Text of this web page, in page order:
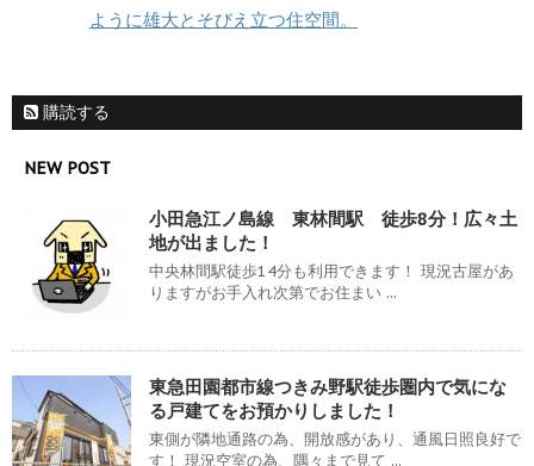
ように雄大とそびえ立つ住空間。
購読する
NEW POST
小田急江ノ島線 東林間駅 徒歩8分！広々土
地が出ました！
中央林間駅徒歩14分も利用できます！ 現況古屋があ
りますがお手入れ次第でお住まい ...
東急田園都市線つきみ野駅徒歩圏内で気にな
る戸建てをお預かりしました！
東側が隣地通路の為、開放感があり、通風日照良好で
す！ 現況空室の為、隅々まで見て ...